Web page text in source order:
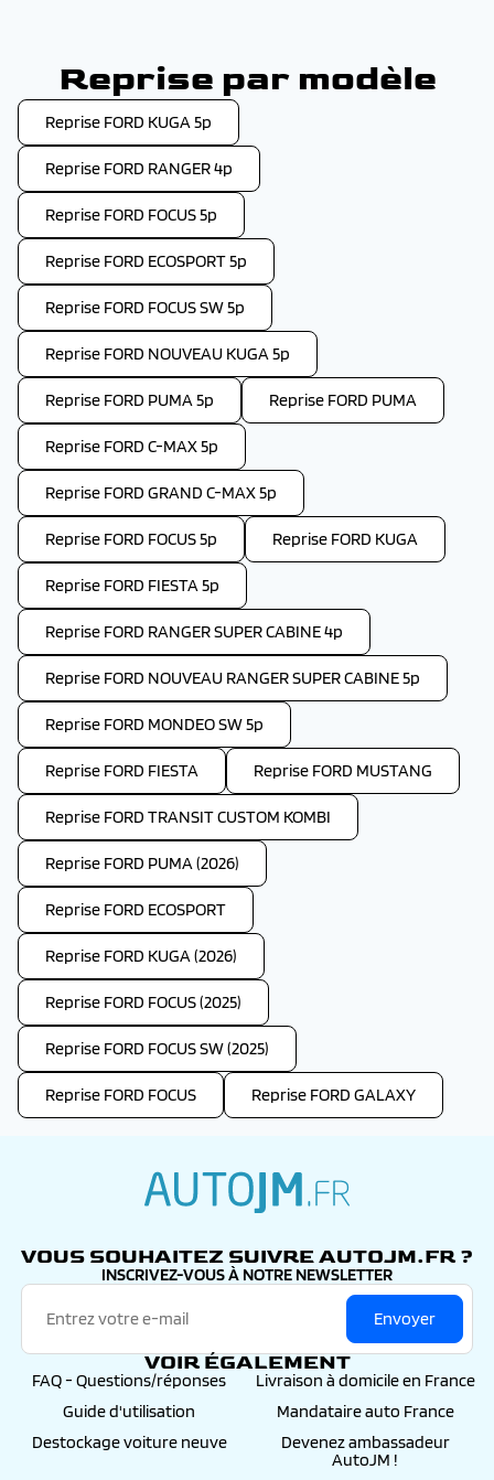
Reprise par modèle
Reprise FORD KUGA 5p
Reprise FORD RANGER 4p
Reprise FORD FOCUS 5p
Reprise FORD ECOSPORT 5p
Reprise FORD FOCUS SW 5p
Reprise FORD NOUVEAU KUGA 5p
Reprise FORD PUMA 5p Reprise FORD PUMA
Reprise FORD C-MAX 5p
Reprise FORD GRAND C-MAX 5p
Reprise FORD FOCUS 5p Reprise FORD KUGA
Reprise FORD FIESTA 5p
Reprise FORD RANGER SUPER CABINE 4p
Reprise FORD NOUVEAU RANGER SUPER CABINE 5p
Reprise FORD MONDEO SW 5p
Reprise FORD FIESTA Reprise FORD MUSTANG
Reprise FORD TRANSIT CUSTOM KOMBI
Reprise FORD PUMA (2026)
Reprise FORD ECOSPORT
Reprise FORD KUGA (2026)
Reprise FORD FOCUS (2025)
Reprise FORD FOCUS SW (2025)
Reprise FORD FOCUS Reprise FORD GALAXY
VOUS SOUHAITEZ SUIVRE AUTOJM.FR ?
INSCRIVEZ-VOUS À NOTRE NEWSLETTER
Envoyer
VOIR ÉGALEMENT
FAQ - Questions/réponses
Livraison à domicile en France
Guide d'utilisation
Mandataire auto France
Destockage voiture neuve
Devenez ambassadeur
AutoJM !